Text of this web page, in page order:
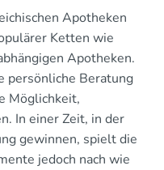
Apotheken
Ketten wie
Apotheken.
persönliche Beratung
Möglichkeit,
In einer Zeit, in der
gewinnen, spielt die
jedoch nach wie